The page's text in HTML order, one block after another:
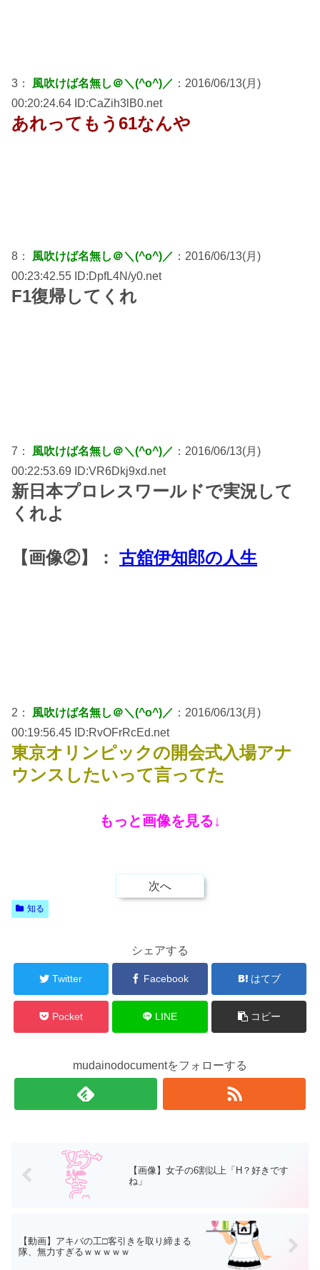
3： 風吹けば名無し＠＼(^o^)／ ：2016/06/13(月)
00:20:24.64 ID:CaZih3lB0.net
あれってもう61なんや
8： 風吹けば名無し＠＼(^o^)／ ：2016/06/13(月)
00:23:42.55 ID:DpfL4N/y0.net
F1復帰してくれ
7： 風吹けば名無し＠＼(^o^)／ ：2016/06/13(月)
00:22:53.69 ID:VR6Dkj9xd.net
新日本プロレスワールドで実況して
くれよ
【画像②】： 古舘伊知郎の人生
2： 風吹けば名無し＠＼(^o^)／ ：2016/06/13(月)
00:19:56.45 ID:RvOFrRcEd.net
東京オリンピックの開会式入場アナ
ウンスしたいって言ってた
もっと画像を見る↓
次へ
知る
シェアする
Twitter Facebook はてブ
Pocket LINE コピー
mudainodocumentをフォローする
【画像】女子の6割以上「H？好きです
ね」
【動画】アキバの工□客引きを取り締まる
隊、無力すぎるｗｗｗｗｗ